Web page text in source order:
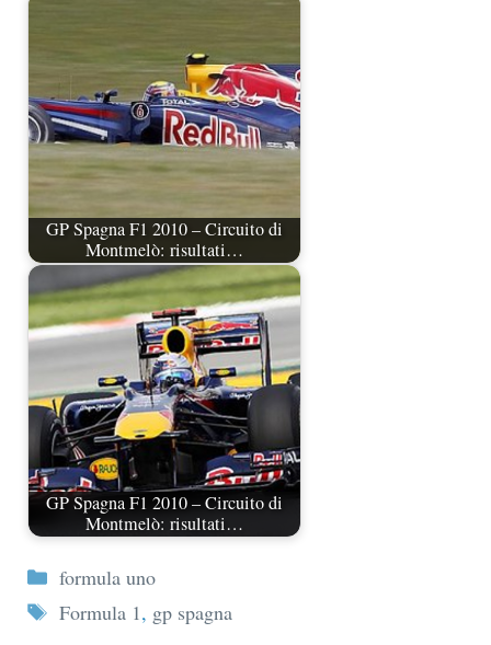
GP Spagna F1 2010 – Circuito di
Montmelò: risultati…
GP Spagna F1 2010 – Circuito di
Montmelò: risultati…
Categorie
formula uno
Tag
Formula 1, gp spagna